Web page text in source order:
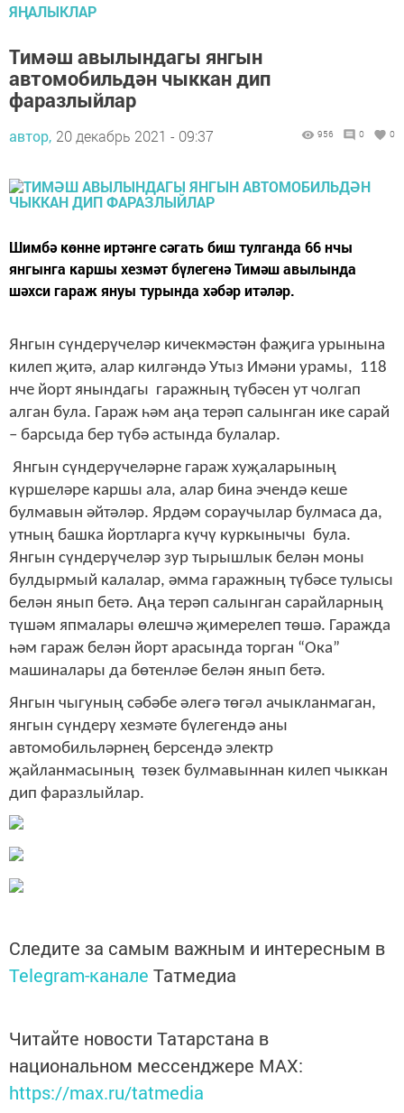
ЯҢАЛЫКЛАР
Тимәш авылындагы янгын
автомобильдән чыккан дип
фаразлыйлар
автор, 20 декабрь 2021 - 09:37 956 0 0
Шимбә көнне иртәнге сәгать биш тулганда 66 нчы
янгынга каршы хезмәт бүлегенә Тимәш авылында
шәхси гараж януы турында хәбәр итәләр.
Янгын сүндерүчеләр кичекмәстән фаҗига урынына
килеп җитә, алар килгәндә Утыз Имәни урамы, 118
нче йорт янындагы гаражның түбәсен ут чолгап
алган була. Гараж һәм аңа терәп салынган ике сарай
– барсыда бер түбә астында булалар.
Янгын сүндерүчеләрне гараж хуҗаларының
күршеләре каршы ала, алар бина эчендә кеше
булмавын әйтәләр. Ярдәм сораучылар булмаса да,
утның башка йортларга күчү куркынычы була.
Янгын сүндерүчеләр зур тырышлык белән моны
булдырмый калалар, әмма гаражның түбәсе тулысы
белән янып бетә. Аңа терәп салынган сарайларның
түшәм япмалары өлешчә җимерелеп төшә. Гаражда
һәм гараж белән йорт арасында торган “Ока”
машиналары да бөтенләе белән янып бетә.
Янгын чыгуның сәбәбе әлегә төгәл ачыкланмаган,
янгын сүндерү хезмәте бүлегендә аны
автомобильләрнең берсендә электр
җайланмасының төзек булмавыннан килеп чыккан
дип фаразлыйлар.
Следите за самым важным и интересным в
Telegram-канале Татмедиа
Читайте новости Татарстана в
национальном мессенджере MАХ:
https://max.ru/tatmedia